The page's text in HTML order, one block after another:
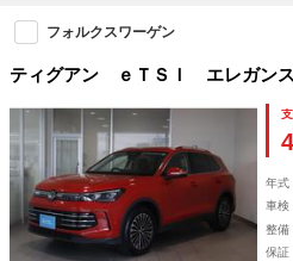
フォルクスワーゲン
ティグアン ｅＴＳＩ エレガンス
年式
車検
整備
保証